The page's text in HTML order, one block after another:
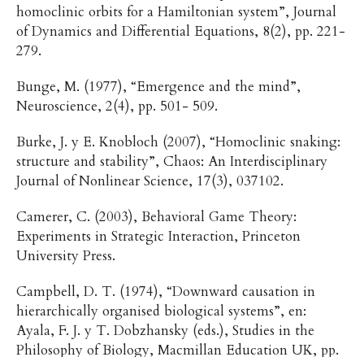
homoclinic orbits for a Hamiltonian system”, Journal
of Dynamics and Differential Equations, 8(2), pp. 221-
279.
Bunge, M. (1977), “Emergence and the mind”,
Neuroscience, 2(4), pp. 501- 509.
Burke, J. y E. Knobloch (2007), “Homoclinic snaking:
structure and stability”, Chaos: An Interdisciplinary
Journal of Nonlinear Science, 17(3), 037102.
Camerer, C. (2003), Behavioral Game Theory:
Experiments in Strategic Interaction, Princeton
University Press.
Campbell, D. T. (1974), “Downward causation in
hierarchically organised biological systems”, en:
Ayala, F. J. y T. Dobzhansky (eds.), Studies in the
Philosophy of Biology, Macmillan Education UK, pp.